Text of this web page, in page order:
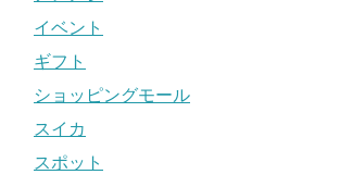
イベント
ギフト
ショッピングモール
スイカ
スポット